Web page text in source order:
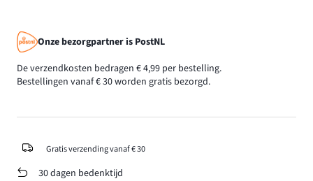
Onze bezorgpartner is PostNL
De verzendkosten bedragen € 4,99 per bestelling.
Bestellingen vanaf € 30 worden gratis bezorgd.
Gratis verzending vanaf € 30
30 dagen bedenktijd